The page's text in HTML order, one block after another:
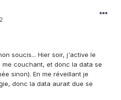
soucis... Hier soir, j'active le
couchant, et donc la data se
sinon). En me réveillant je
donc la data aurait due se